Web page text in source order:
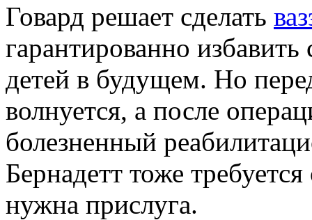
Говард решает сделать
гарантированно
детей в будущем. Но
волнуется, а после
болезненный
Бернадетт тоже
нужна прислуга.